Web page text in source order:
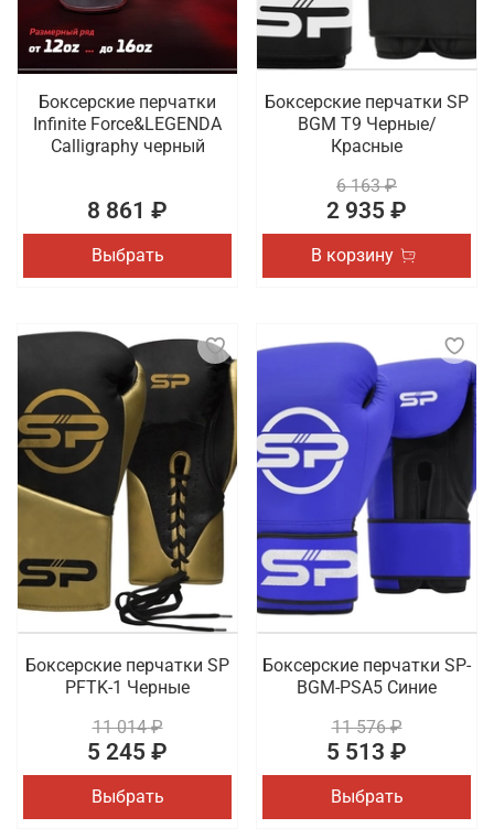
Боксерские перчатки
Infinite Force&LEGENDA
Calligraphy черный
8 861 ₽
Выбрать
Боксерские перчатки SP
BGM T9 Черные/
Красные
6 163 ₽
2 935 ₽
В корзину
Боксерские перчатки SP
PFTK-1 Черные
11 014 ₽
5 245 ₽
Выбрать
Боксерские перчатки SP-
BGM-PSA5 Синие
11 576 ₽
5 513 ₽
Выбрать